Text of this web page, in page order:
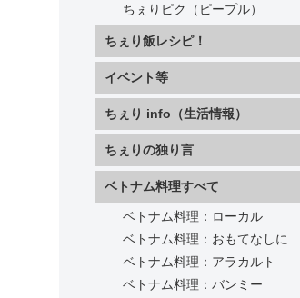
ちぇりピク（ピープル）
ちぇり飯レシピ！
イベント等
ちぇり info（生活情報）
ちぇりの独り言
ベトナム料理すべて
ベトナム料理：ローカル
ベトナム料理：おもてなしに
ベトナム料理：アラカルト
ベトナム料理：バンミー